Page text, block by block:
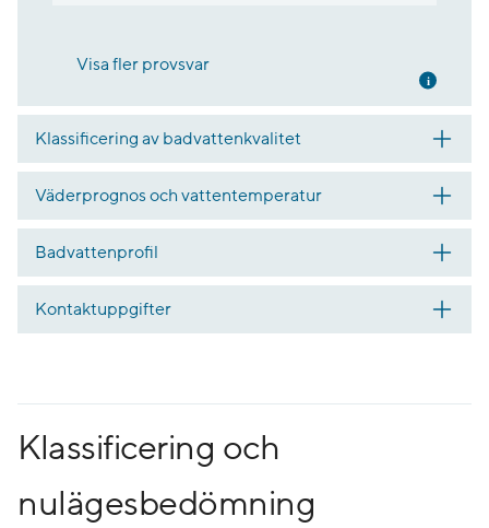
Visa fler provsvar Mer
Klassificering av badvattenkvalitet
Väderprognos och vattentemperatur
Badvattenprofil
Kontaktuppgifter
Klassificering och
nulägesbedömning